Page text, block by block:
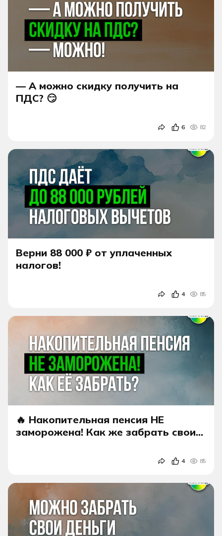
— А можно скидку получить на
ПДС? 😏
6 82
Верни 88 000 ₽ от уплаченных
налогов!
4 85
🔥 Накопительная пенсия НЕ
заморожена! Как же забрать свои
4 85